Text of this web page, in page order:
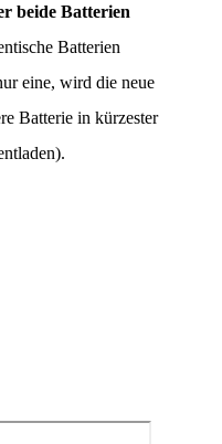
beide Batterien
Batterien
eine, wird die neue
Batterie in kürzester